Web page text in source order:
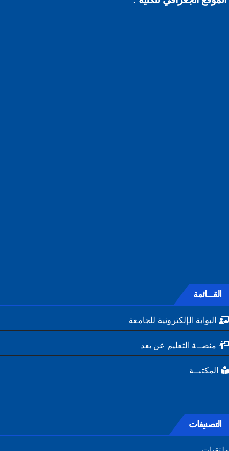
القـــائمة
البوابة الإلكترونية للجامعة
منصــة التعليم عن بعد
المكتبــة
التصنيفات